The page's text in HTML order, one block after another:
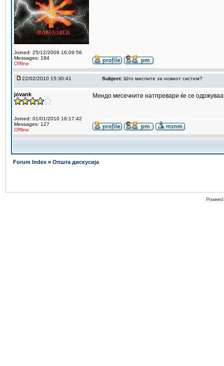
Joined: 25/12/2009 16:09:56
Messages: 184
Offline
22/02/2010 15:30:41 Subject: Што мислите за новиот систем?
jovank
Joined: 01/01/2010 16:17:42
Messages: 127
Offline
Мендо месечните натпревари ќе се
Forum Index » Општа дискусија